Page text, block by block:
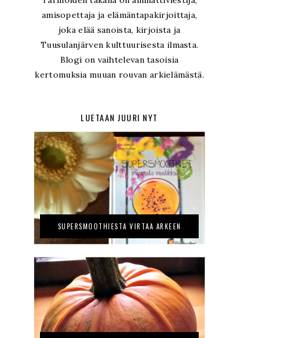
amisopettaja ja elämäntapakirjoittaja,
joka elää sanoista, kirjoista ja
Tuusulanjärven kulttuurisesta ilmasta.
Blogi on vaihtelevan tasoisia
kertomuksia muuan rouvan arkielämästä.
LUETAAN JUURI NYT
SUPERSMOOTHIESTA VIRTAA ARKEEN